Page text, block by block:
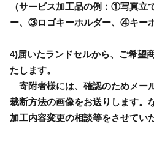
（サービス加工品の例：①写真
ー、③ロゴキーホルダー、④キー
4)届いたランドセルから、ご希望
たします。
寄附者様には、確認のためメー
裁断方法の画像をお送りします。
加工内容変更の相談等をさせてい